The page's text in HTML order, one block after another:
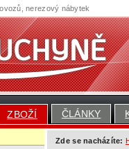
ZBOŽÍ ČLÁNKY
Zde se nacházíte:
nerezový nábytek